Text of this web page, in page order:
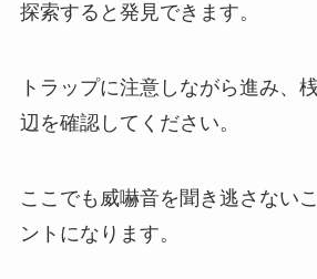
探索すると発見できます。
トラップに注意しながら進み、
辺を確認してください。
ここでも威嚇音を聞き逃さない
ントになります。